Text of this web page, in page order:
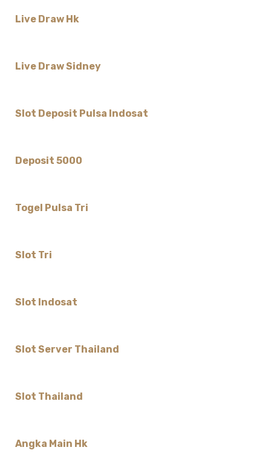
Live Draw Hk
Live Draw Sidney
Slot Deposit Pulsa Indosat
Deposit 5000
Togel Pulsa Tri
Slot Tri
Slot Indosat
Slot Server Thailand
Slot Thailand
Angka Main Hk